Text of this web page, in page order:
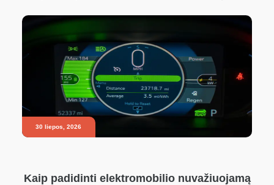
30 liepos, 2026
Kaip padidinti elektromobilio nuvažiuojamą